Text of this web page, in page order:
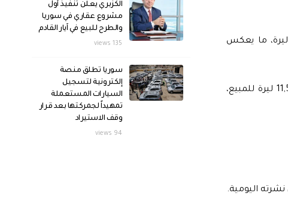
بدأت الليرة السورية تعاملات اليوم الخميس 11 أيلول على تحسن ملحوظ، لكن الدولار الأميركي بقي قريباً من حاجز 11,500 ليرة، ما يعكس
أما في إدلب وحلب، فقد تساوت الأسعار تقريباً مع العاصمة، بينما ارتفع السعر في الحسكة إلى 11,500 ليرة للشراء و11,550 ليرة للمبيع،
الكزبري يعلن تنفيذ أول
مشروع عقاري في سوريا
والطرح للبيع في آيار القادم
135 views
سوريا تطلق منصة
إلكترونية لتسجيل
السيارات المستعملة
تمهيداً لجمركتها بعد قرار
وقف الاستيراد
94 views